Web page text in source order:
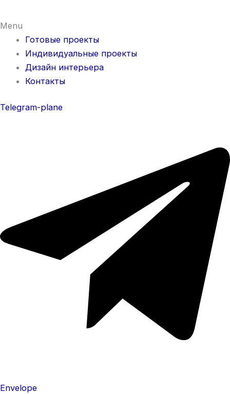
Menu
Готовые проекты
Индивидуальные проекты
Дизайн интерьера
Контакты
Telegram-plane
Envelope